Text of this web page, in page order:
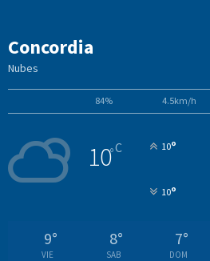
Concordia
Nubes
84% 4.5km/h
10°C 10°
10°
9°
VIE
8°
SAB
7°
DOM